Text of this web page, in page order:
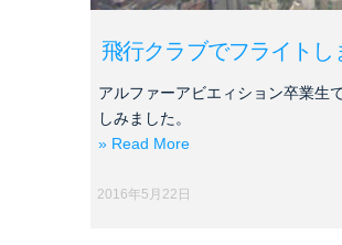
飛行クラブでフライトし
アルファーアビエィション卒業生
しみました。
» Read More
2016年5月22日